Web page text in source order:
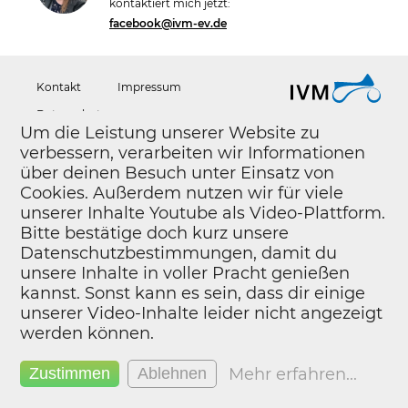
kontaktiert mich jetzt:
facebook@ivm-ev.de
Kontakt
Impressum
Datenschutz
Um die Leistung unserer Website zu
verbessern, verarbeiten wir Informationen
über deinen Besuch unter Einsatz von
Cookies. Außerdem nutzen wir für viele
unserer Inhalte Youtube als Video-Plattform.
Bitte bestätige doch kurz unsere
Datenschutzbestimmungen, damit du
unsere Inhalte in voller Pracht genießen
kannst. Sonst kann es sein, dass dir einige
unserer Video-Inhalte leider nicht angezeigt
werden können.
Ablehnen
Zustimmen Mehr erfahren...